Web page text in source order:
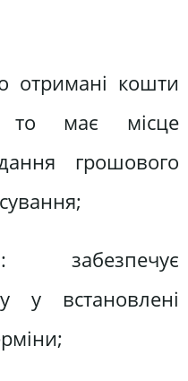
отримані кошти
то має місце
грошового
забезпечує
у встановлені